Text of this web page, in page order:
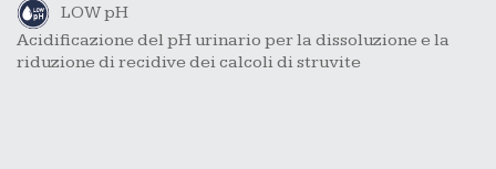
LOW pH
Acidificazione del pH urinario per la dissoluzione e la
riduzione di recidive dei calcoli di struvite